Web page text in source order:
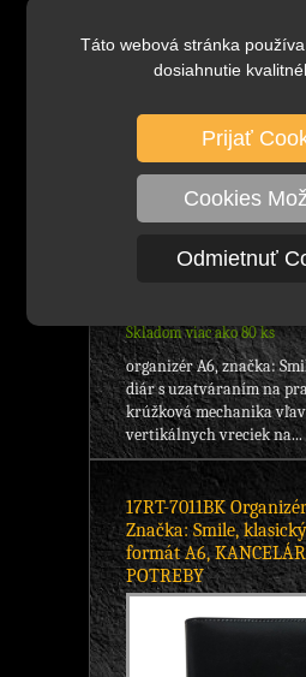
Táto webová stránka
dosiahnutie
Prijať
Cookies
Odmietnuť
14,16 €
Skladom viac ako 80 ks
organizér A6, značka:
diár s uzatváraním na
krúžková mechanika
vertikálnych vreciek na...
17RT-7011BK
Značka: Smile,
formát A6,
POTREBY